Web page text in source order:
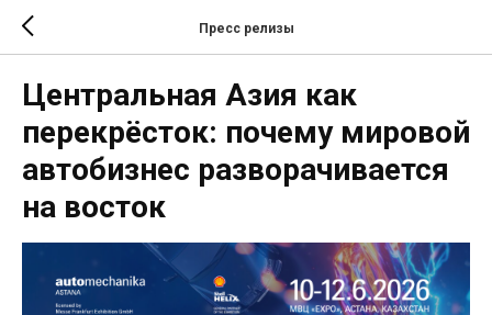
Пресс релизы
Центральная Азия как
перекрёсток: почему мировой
автобизнес разворачивается
на восток